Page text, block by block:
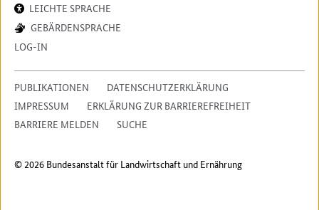
LEICHTE SPRACHE
GEBÄRDENSPRACHE
LOG-IN
PUBLIKATIONEN
DATENSCHUTZERKLÄRUNG
IMPRESSUM
ERKLÄRUNG ZUR BARRIEREFREIHEIT
BARRIERE MELDEN
SUCHE
© 2026 Bundesanstalt für Landwirtschaft und Ernährung